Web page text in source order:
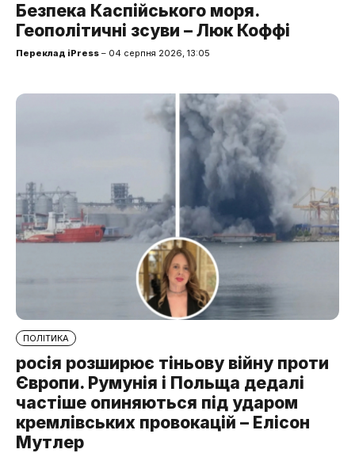
Безпека Каспійського моря.
Геополітичні зсуви – Люк Коффі
Переклад iPress – 04 серпня 2026, 13:05
ПОЛІТИКА
росія розширює тіньову війну проти
Європи. Румунія і Польща дедалі
частіше опиняються під ударом
кремлівських провокацій – Елісон
Мутлер